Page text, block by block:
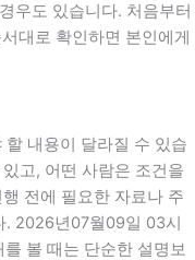
우도 있습니다. 처음부터
대로 확인하면 본인에게
내용이 달라질 수 있습
고, 어떤 사람은 조건을
전에 필요한 자료나 주
. 2026년07월09일 03시
볼 때는 단순한 설명보